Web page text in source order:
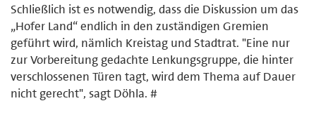
Schließlich ist es notwendig, dass die Diskussion um das
„Hofer Land“ endlich in den zuständigen Gremien
geführt wird, nämlich Kreistag und Stadtrat. "Eine nur
zur Vorbereitung gedachte Lenkungsgruppe, die hinter
verschlossenen Türen tagt, wird dem Thema auf Dauer
nicht gerecht", sagt Döhla. #